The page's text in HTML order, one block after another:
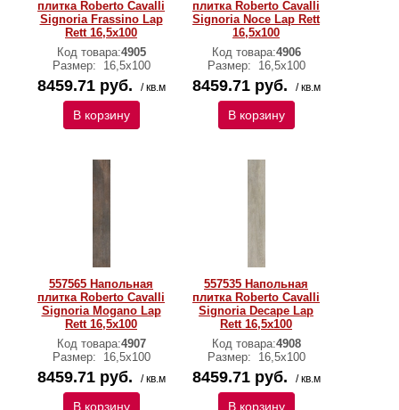
плитка Roberto Cavalli
Signoria Frassino Lap
Rett 16,5x100
Код товара:4905
Размер:
16,5x100
8459.71 руб. / кв.м
В корзину
плитка Roberto Cavalli
Signoria Noce Lap Rett
16,5x100
Код товара:4906
Размер:
16,5x100
8459.71 руб. / кв.м
В корзину
557565 Напольная
плитка Roberto Cavalli
Signoria Mogano Lap
Rett 16,5x100
Код товара:4907
Размер:
16,5x100
8459.71 руб. / кв.м
В корзину
557535 Напольная
плитка Roberto Cavalli
Signoria Decape Lap
Rett 16,5x100
Код товара:4908
Размер:
16,5x100
8459.71 руб. / кв.м
В корзину